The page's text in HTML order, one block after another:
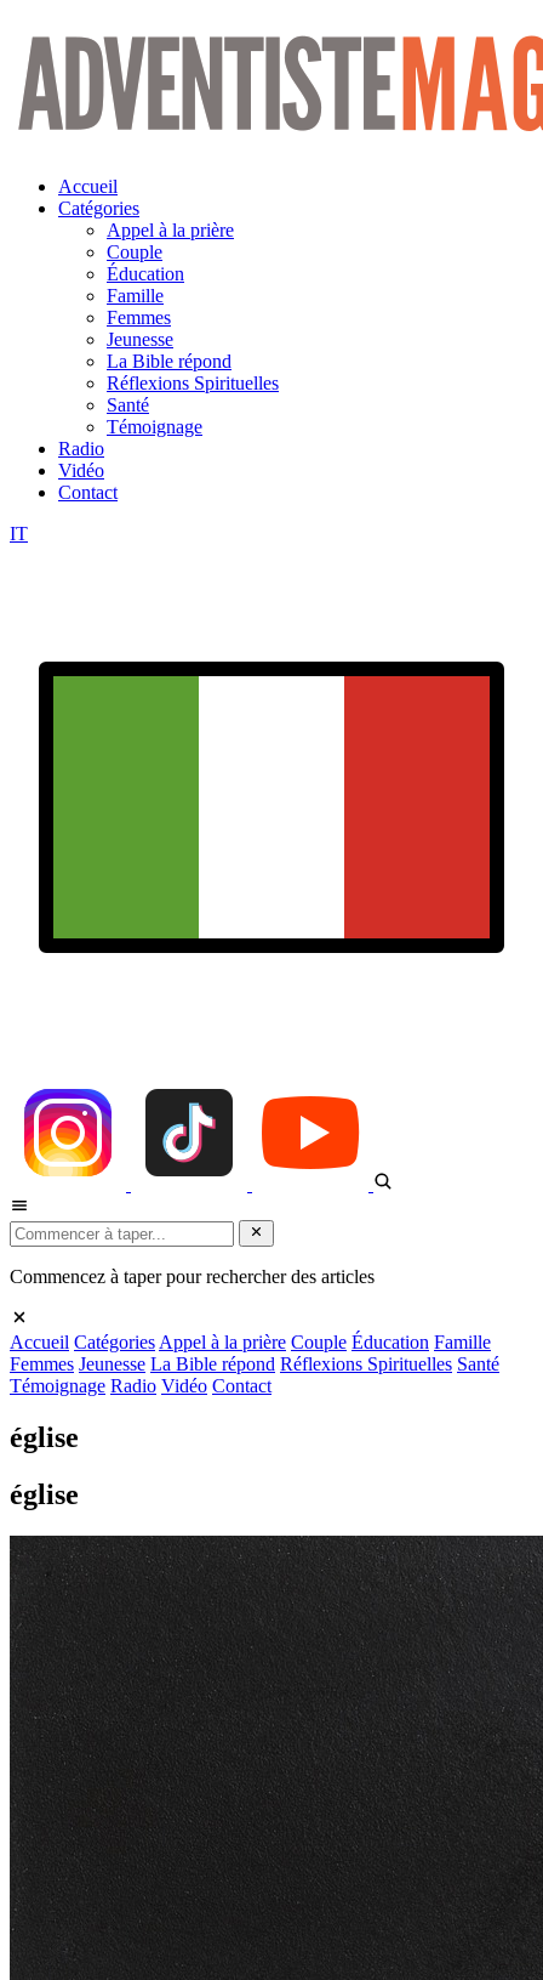
Aller
contenu
Accueil
Catégories
Appel à la prière
Couple
Éducation
Famille
Femmes
Jeunesse
La Bible répond
Réflexions Spirituelles
Santé
Témoignage
Radio
Vidéo
Contact
IT
Commencez à taper pour rechercher des articles
Accueil Catégories Appel à la prière Couple Éducation Famille
Femmes Jeunesse La Bible répond Réflexions Spirituelles Santé
Témoignage Radio Vidéo Contact
église
église